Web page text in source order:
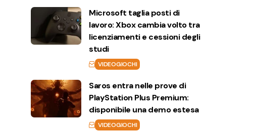
Microsoft taglia posti di
lavoro: Xbox cambia volto tra
licenziamenti e cessioni degli
studi
VIDEOGIOCHI
Saros entra nelle prove di
PlayStation Plus Premium:
disponibile una demo estesa
VIDEOGIOCHI